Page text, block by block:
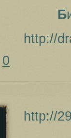
Б
http://
0
http://